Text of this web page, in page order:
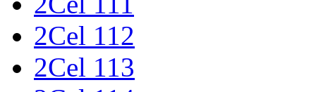
2Cel 112
2Cel 113